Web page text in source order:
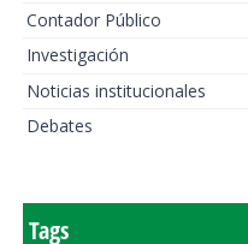
Contador Público
Investigación
Noticias institucionales
Debates
Tags